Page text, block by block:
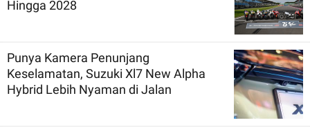
Hingga 2028
Punya Kamera Penunjang
Keselamatan, Suzuki Xl7 New Alpha
Hybrid Lebih Nyaman di Jalan